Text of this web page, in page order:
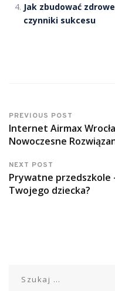
Jak zbudować
czynniki sukcesu
PREVIOUS POST
Internet Airmax
Nowoczesne
NEXT POST
Prywatne przedszkole
Twojego dziecka?